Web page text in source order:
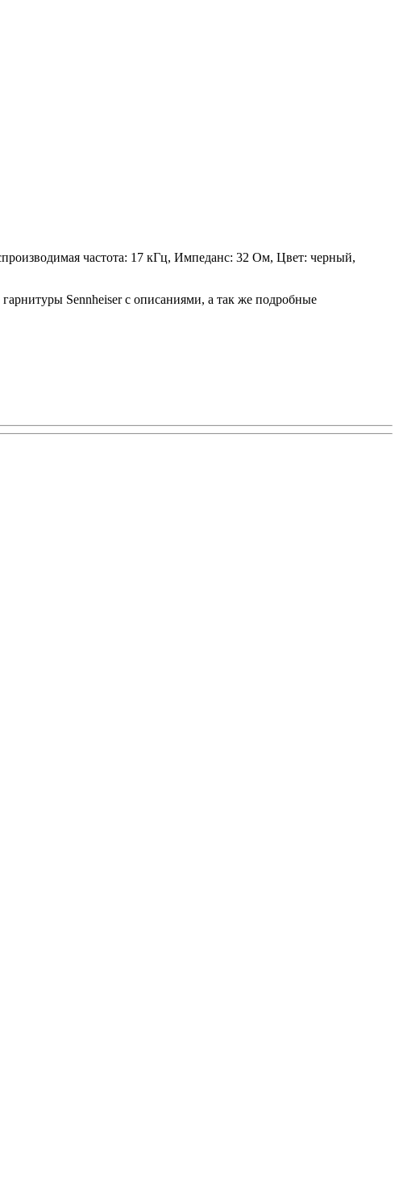
частота: 17 кГц, Импеданс: 32 Ом, Цвет: черный,
Sennheiser с описаниями, а так же подробные